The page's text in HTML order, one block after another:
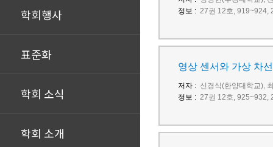
학회행사
표준화
학회 소식
학회 소개
정보 : 27권 12호, 919~924,
영상 센서와 가상 차
저자 : 신경식(한양대학교),
정보 : 27권 12호, 925~932,